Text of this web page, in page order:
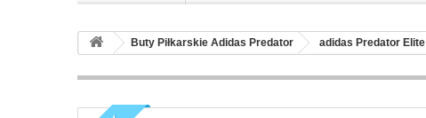
Buty Piłkarskie Adidas Predator adidas Predator Elite